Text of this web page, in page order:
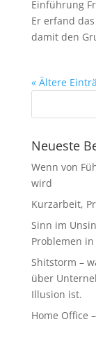
Einführung
Er erfand
damit den
« Ältere
Neueste
Wenn von
wird
Kurzarbeit,
Sinn im
Problemen
Shitstorm –
über
Illusion ist.
Home Office